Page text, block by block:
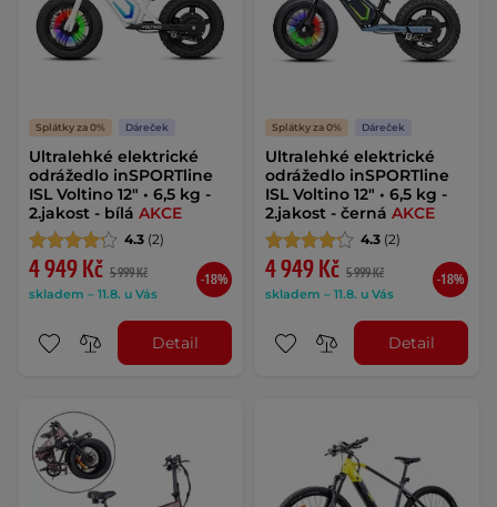
Splátky za 0% Dáreček
Ultralehké elektrické
odrážedlo inSPORTline
ISL Voltino 12" • 6,5 kg -
2.jakost - bílá AKCE
4.3 (2)
4 949 Kč 5 999 Kč
skladem – 11.8. u Vás
-18%
Detail
Splátky za 0% Dáreček
Ultralehké elektrické
odrážedlo inSPORTline
ISL Voltino 12" • 6,5 kg -
2.jakost - černá AKCE
4.3 (2)
4 949 Kč 5 999 Kč
skladem – 11.8. u Vás
-18%
Detail